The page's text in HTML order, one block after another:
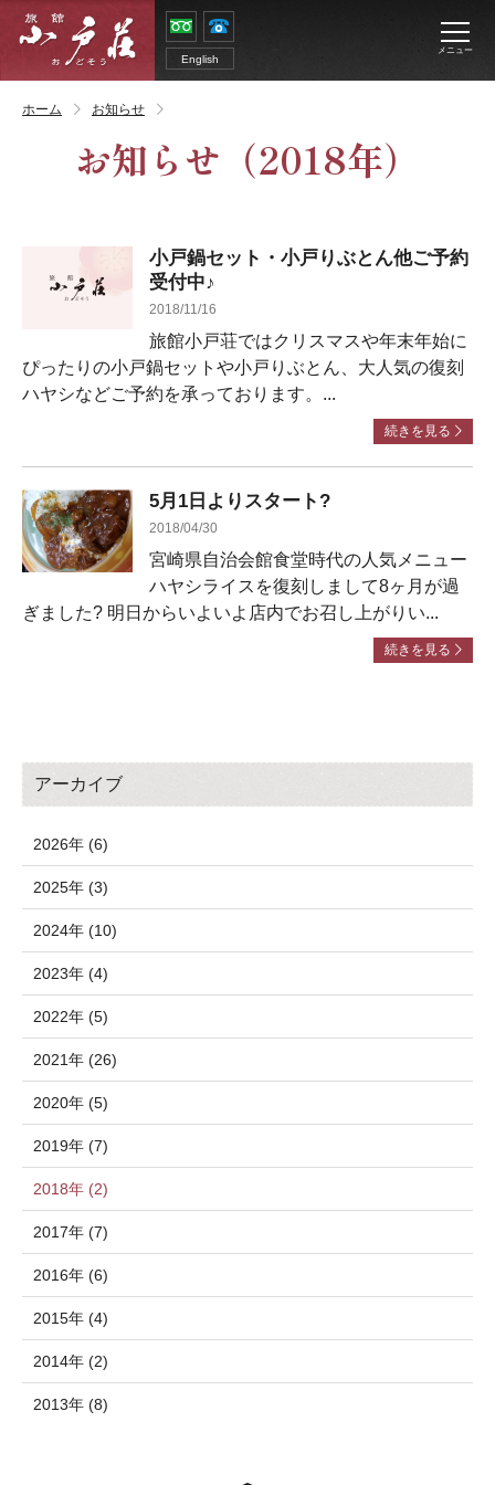
English
メニュー
ホーム お知らせ
お知らせ （2018年）
小戸鍋セット・小戸りぶとん他ご予約
受付中♪
2018/11/16
旅館小戸荘ではクリスマスや年末年始に
ぴったりの小戸鍋セットや小戸りぶとん、大人気の復刻
ハヤシなどご予約を承っております。...
続きを見る
5月1日よりスタート?
2018/04/30
宮崎県自治会館食堂時代の人気メニュー
ハヤシライスを復刻しまして8ヶ月が過
ぎました? 明日からいよいよ店内でお召し上がりい...
続きを見る
アーカイブ
2026年 (6)
2025年 (3)
2024年 (10)
2023年 (4)
2022年 (5)
2021年 (26)
2020年 (5)
2019年 (7)
2018年 (2)
2017年 (7)
2016年 (6)
2015年 (4)
2014年 (2)
2013年 (8)